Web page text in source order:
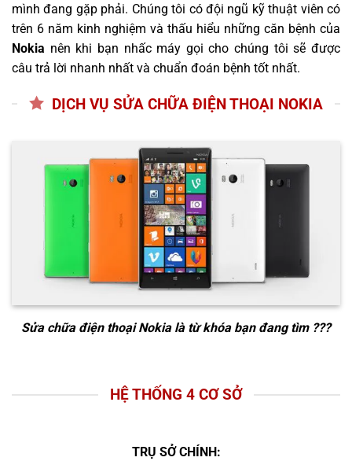
mình đang gặp phải. Chúng tôi có đội ngũ kỹ thuật viên có
trên 6 năm kinh nghiệm và thấu hiểu những căn bệnh của
Nokia nên khi bạn nhấc máy gọi cho chúng tôi sẽ được
câu trả lời nhanh nhất và chuẩn đoán bệnh tốt nhất.
DỊCH VỤ SỬA CHỮA ĐIỆN THOẠI NOKIA
Sửa chữa điện thoại Nokialà từ khóa bạn đang tìm ???
HỆ THỐNG 4 CƠ SỞ
TRỤ SỞ CHÍNH: